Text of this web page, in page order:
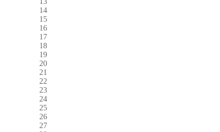
14
15
16
17
18
19
20
21
22
23
24
25
26
27